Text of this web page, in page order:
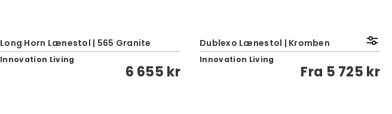
Long Horn Lænestol | 565 Granite
Innovation Living
6 655 kr
Dublexo Lænestol | Kromben
Innovation Living
Fra 5 725 kr